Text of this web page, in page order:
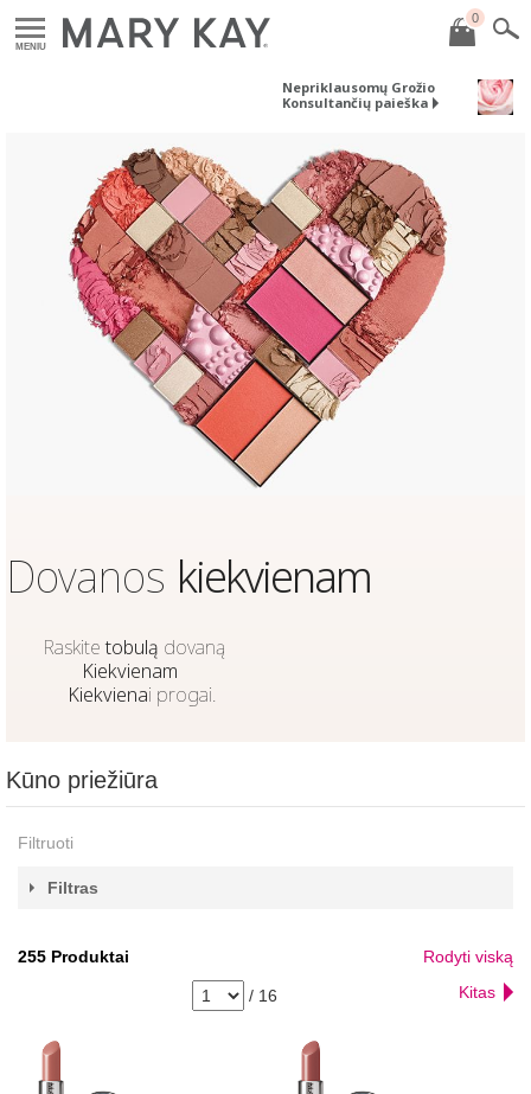
MENIU
0
Nepriklausomų Grožio
Konsultančių paieška
Dovanos kiekvienam
Raskitetobulą dovaną
Kiekvienam
Kiekvienai progai.
Kūno priežiūra
Filtruoti
Filtras
255 Produktai Rodyti viską
/ 16 Kitas